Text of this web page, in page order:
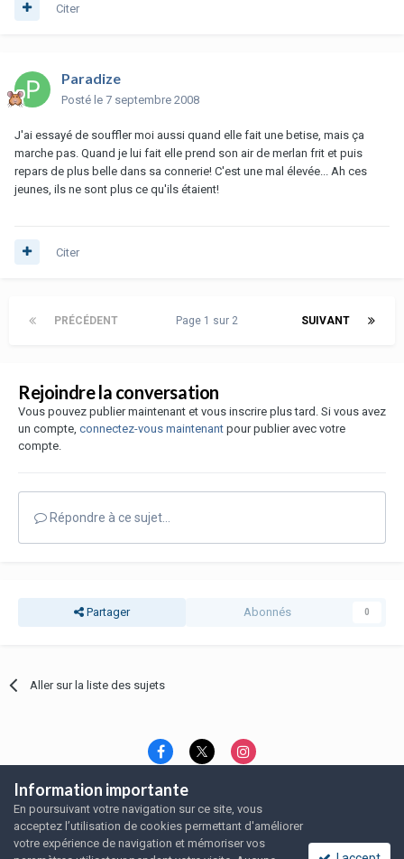
Citer
Paradize
Posté le 7 septembre 2008
J'ai essayé de souffler moi aussi quand elle fait une betise, mais ça
marche pas. Quand je lui fait elle prend son air de merlan frit et puis
repars de plus belle dans sa connerie! C'est une mal élevée... Ah ces
jeunes, ils ne sont plus ce qu'ils étaient!
Citer
PRÉCÉDENT SUIVANT
Page 1 sur 2
Rejoindre la conversation
Vous pouvez publier maintenant et vous inscrire plus tard. Si vous avez
un compte, connectez-vous maintenant pour publier avec votre
compte.
Répondre à ce sujet…
Partager Abonnés 0
Aller sur la liste des sujets
Langue Thème
Politique de confidentialité
Nous contacter
Nous contacter
SRFA, l'association des amoureux du rat domestique
Powered by Invision Community
Information importante
En poursuivant votre navigation sur ce site, vous
acceptez l’utilisation de cookies permettant d'améliorer
votre expérience de navigation et mémoriser vos